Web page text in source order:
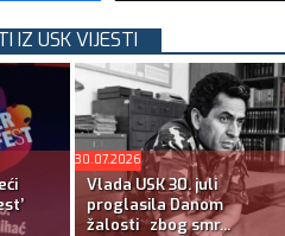
IZ USK VIJESTI
30.07.2026
Vlada USK 30. juli
proglasila Danom
žalosti zbog smr...